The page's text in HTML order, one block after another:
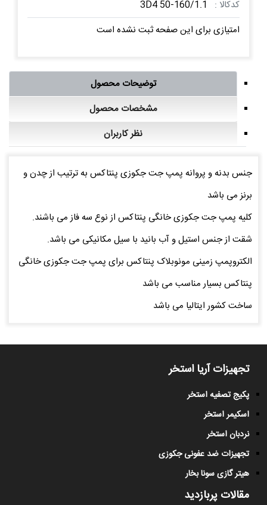
کدکالا : 3D4 50-160/1.1
امتیازی برای این صفحه ثبت نشده است
توضیحات محصول
مشخصات محصول
نظر کاربران
جنس بدنه و پروانه پمپ جت جکوزی پنتاکس به ترتیب از چدن و
برنز می باشد
کلیه پمپ جت جکوزی خانگی پنتاکس از نوع سه فاز می باشند.
شقت از جنس استیل و آب بانید با سیل مکانیکی می باشد.
الکتروپمپ زمینی مونوبلاک پنتاکس برای پمپ جت جکوزی خانگی
پنتاکس بسیار مناسب می باشد
ساخت کشور ایتالیا می باشد
تجهیزات آریا استخر
پکیج تصفیه استخر
اسکیمر استخر
نردبان استخر
تجهیزات ضد عفونی جکوزی
هیتر گازی سونا بخار
مقالات پربازدید